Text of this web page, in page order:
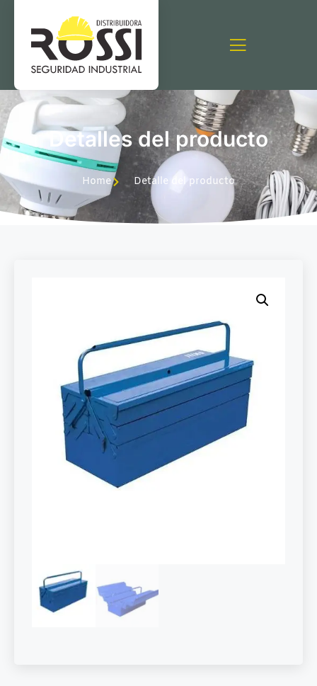
Detalles del producto
Home Detalle del producto